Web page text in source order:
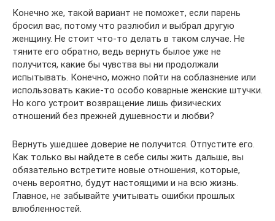
Конечно же, такой вариант не поможет, если парень
бросил вас, потому что разлюбил и выбрал другую
женщину. Не стоит что-то делать в таком случае. Не
тяните его обратно, ведь вернуть былое уже не
получится, какие бы чувства вы ни продолжали
испытывать. Конечно, можно пойти на соблазнение или
использовать какие-то особо коварные женские штучки.
Но кого устроит возвращение лишь физических
отношений без прежней душевности и любви?
Вернуть ушедшее доверие не получится. Отпустите его.
Как только вы найдете в себе силы жить дальше, вы
обязательно встретите новые отношения, которые,
очень вероятно, будут настоящими и на всю жизнь.
Главное, не забывайте учитывать ошибки прошлых
влюбленностей.